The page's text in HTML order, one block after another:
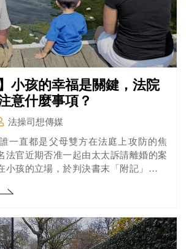
小孩的幸福是關鍵，法院
意什麼事項？
法操司想傳媒
一直都是父母雙方在法庭上攻防的焦
法官近期否准一起由太太訴請離婚的案
小孩的立場，於判決書末「附記」提醒
刻最大的幸福。